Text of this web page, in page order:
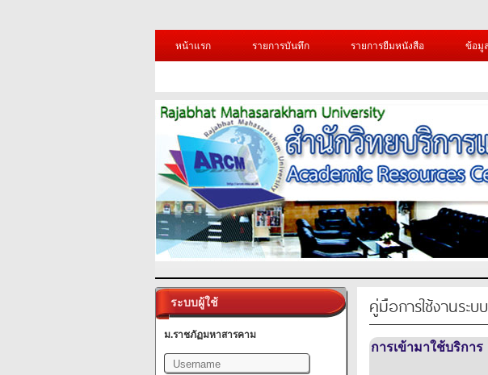
หน้าแรก
รายการบันทึก รายการยืมหนังสือ ข้อมู
ระบบผู้ใช้
ม.ราชภัฏมหาสารคาม
คู่มือการใช้งานระ
การเข้ามาใช้บริการ